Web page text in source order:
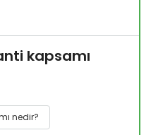
kapsamı
nedir?